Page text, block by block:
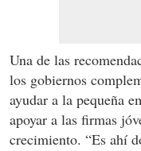
Una de las
los gobiernos
ayudar a la pequeña
apoyar a las firmas
crecimiento. “Es ahí